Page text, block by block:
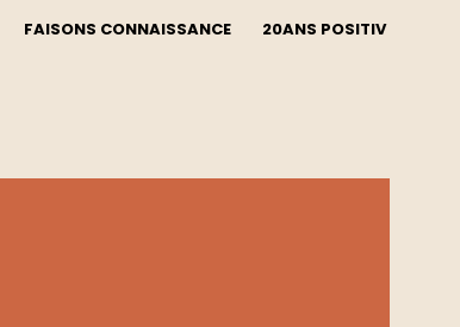
FAISONS CONNAISSANCE 20ANS POSITIV